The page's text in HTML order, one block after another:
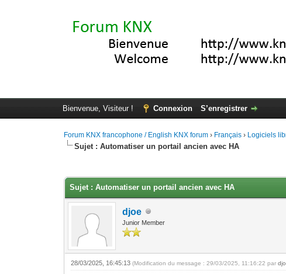
Bienvenue, Visiteur ! Connexion S’enregistrer
Forum KNX francophone / English KNX forum › Français › Logiciels
Sujet : Automatiser un portail ancien avec HA
Sujet : Automatiser un portail ancien avec HA
djoe
Junior Member
28/03/2025, 16:45:13(Modification du message : 29/03/2025, 11:16:22 par